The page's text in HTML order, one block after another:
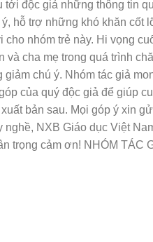
tới độc giả những thông tin
ý, hỗ trợ những khó khăn cốt
cho nhóm trẻ này. Hi vọng
và cha mẹ trong quá trình
giảm chú ý. Nhóm tác giả
của quý độc giả để giúp
bản sau. Mọi góp ý xin
NXB Giáo dục Việt
trọng cảm ơn! NHÓM TÁC